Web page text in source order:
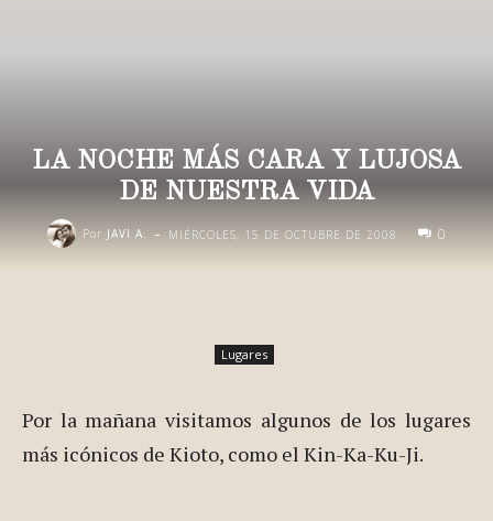
LA NOCHE MÁS CARA Y LUJOSA
DE NUESTRA VIDA
Por JAVI A. - MIÉRCOLES, 15 DE OCTUBRE DE 2008 0
Lugares
Por la mañana visitamos algunos de los lugares
más icónicos de Kioto, como el Kin-Ka-Ku-Ji.